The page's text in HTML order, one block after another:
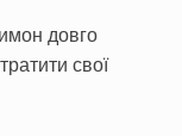
довго
свої